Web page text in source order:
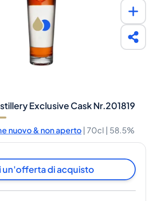
Exclusive Cask Nr.201819
nuovo & non aperto | 70cl | 58.5%
un'offerta di acquisto